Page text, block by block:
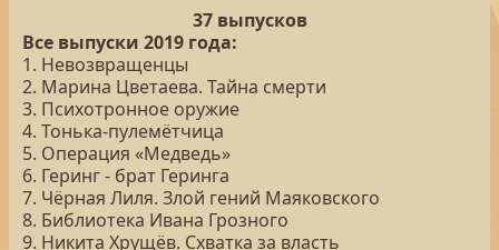
37 выпусков
Все выпуски 2019 года:
1. Невозвращенцы
2. Марина Цветаева. Тайна смерти
3. Психотронное оружие
4. Тонька-пулемётчица
5. Операция «Медведь»
6. Геринг - брат Геринга
7. Чёрная Лиля. Злой гений Маяковского
8. Библиотека Ивана Грозного
9. Никита Хрущёв. Схватка за власть